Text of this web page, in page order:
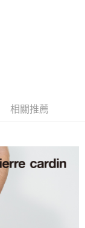
相關推薦